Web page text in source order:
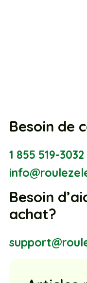
Besoin de
1 855 519-3032
Besoin
achat?